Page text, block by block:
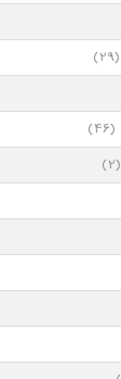
(29)
(46)
(2)